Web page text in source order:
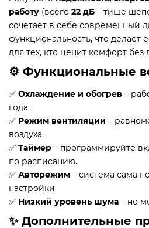
работу (всего 22 дБ – тише
сочетает в себе современный
функциональность, что
для тех, кто ценит комфорт без
⚙️ Функциональные
✅ Охлаждение и обогрев –
года.
✅ Режим вентиляции –
воздуха.
✅ Таймер – программируйте
по расписанию.
✅ Авторежим – система сама
настройки.
✅ Низкий уровень шума – не
✨ Дополнительные